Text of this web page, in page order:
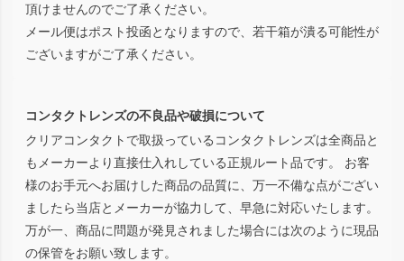
頂けませんのでご了承ください。
メール便はポスト投函となりますので、若干箱が潰る可能性が
ございますがご了承ください。
コンタクトレンズの不良品や破損について
クリアコンタクトで取扱っているコンタクトレンズは全商品と
もメーカーより直接仕入れしている正規ルート品です。 お客
様のお手元へお届けした商品の品質に、万一不備な点がござい
ましたら当店とメーカーが協力して、早急に対応いたします。
万が一、商品に問題が発見されました場合には次のように現品
の保管をお願い致します。